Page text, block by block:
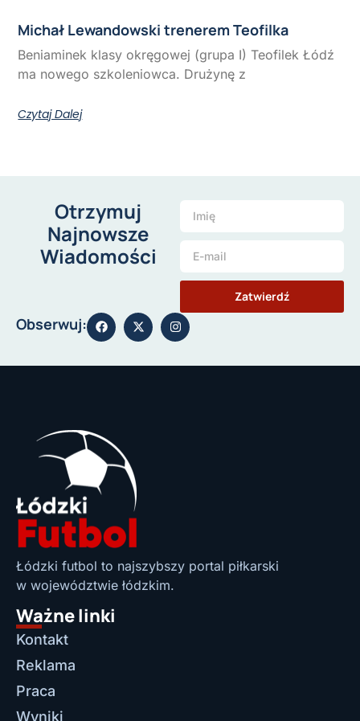
Michał Lewandowski trenerem Teofilka
Beniaminek klasy okręgowej (grupa I) Teofilek Łódź
ma nowego szkoleniowca. Drużynę z
Czytaj Dalej
Otrzymuj
Najnowsze
Wiadomości
Zatwierdź
Obserwuj:
Łódzki futbol to najszybszy portal piłkarski
w województwie łódzkim.
Ważne linki
Kontakt
Reklama
Praca
Wyniki